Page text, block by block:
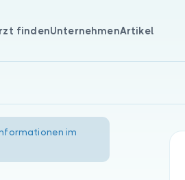
findenUnternehmenArtikel
im